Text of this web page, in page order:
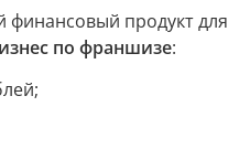
финансовый продукт для
по франшизе: